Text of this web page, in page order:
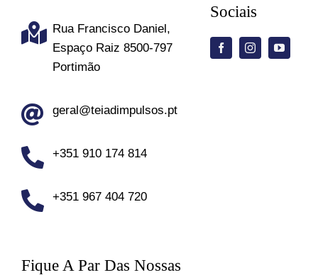
Rua Francisco Daniel,
Espaço Raiz 8500-797
Portimão
geral@teiadimpulsos.pt
+351 910 174 814
+351 967 404 720
Sociais
Fique A Par Das Nossas